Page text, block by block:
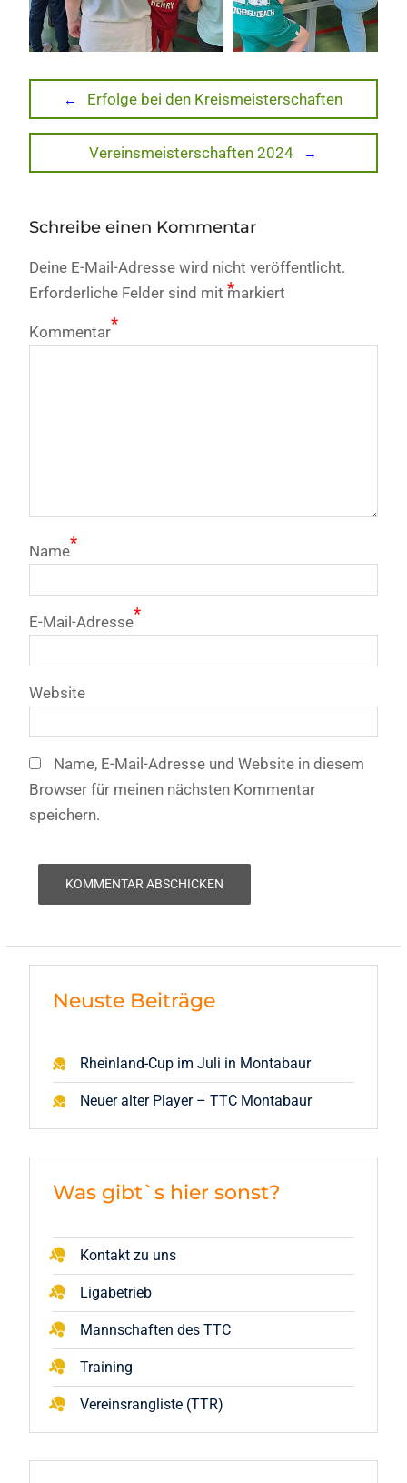
Beitragsnavigation
Previous
post:
Erfolge bei den Kreismeisterschaften
Next
post:
Vereinsmeisterschaften 2024
Schreibe einen Kommentar
Deine E-Mail-Adresse wird nicht veröffentlicht.
Erforderliche Felder sind mit *
markiert
Kommentar*
Name*
E-Mail-Adresse*
Website
Name, E-Mail-Adresse und Website in diesem
Browser für meinen nächsten Kommentar
speichern.
Neuste Beiträge
Rheinland-Cup im Juli in Montabaur
Neuer alter Player – TTC Montabaur
Was gibt`s hier sonst?
Kontakt zu uns
Ligabetrieb
Mannschaften des TTC
Training
Vereinsrangliste (TTR)